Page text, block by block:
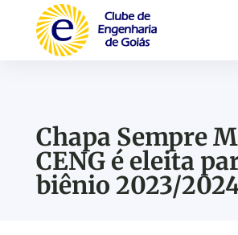
Chapa Sempre
CENG é eleita
biênio 2023/